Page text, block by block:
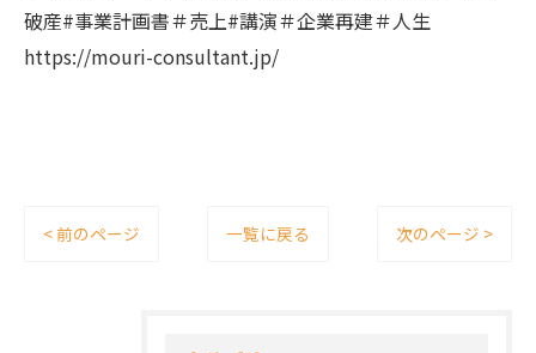
破産#事業計画書＃売上#講演＃企業再建＃人生
https://mouri-consultant.jp/
< 前のページ 一覧に戻る 次のページ >